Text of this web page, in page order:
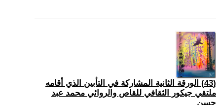
(43) الورقة الثانية المشاركة في التأبين الذي أقامه
ملتقي جيكور الثقافي للقاص والروائي محمد عبد
حسن